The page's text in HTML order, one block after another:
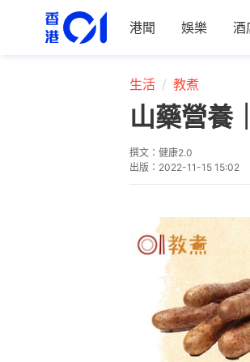
港聞 娛樂 酒
生活 教煮
山藥營養
撰文： 健康2.0
出版： 2022-11-15 15:02